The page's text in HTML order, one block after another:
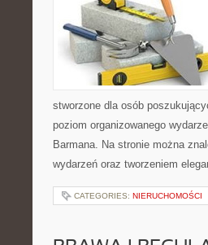
stworzone dla osób
poziom organizowanego
Barmana. Na stronie można
wydarzeń oraz tworzeniem
CATEGORIES: NIERUCHOMOŚCI